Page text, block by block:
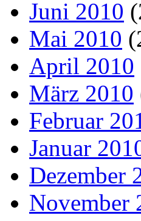
Juni 2010
Mai 2010
April 2010
März 2010
Februar
Januar
Dezember
November